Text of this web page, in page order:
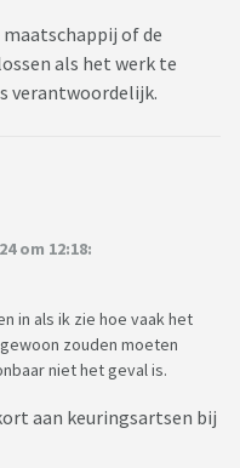
of de
als het werk te
verantwoordelijk.
om 12:18:
in als ik zie hoe vaak het
zouden moeten
niet het geval is.
aan keuringsartsen bij